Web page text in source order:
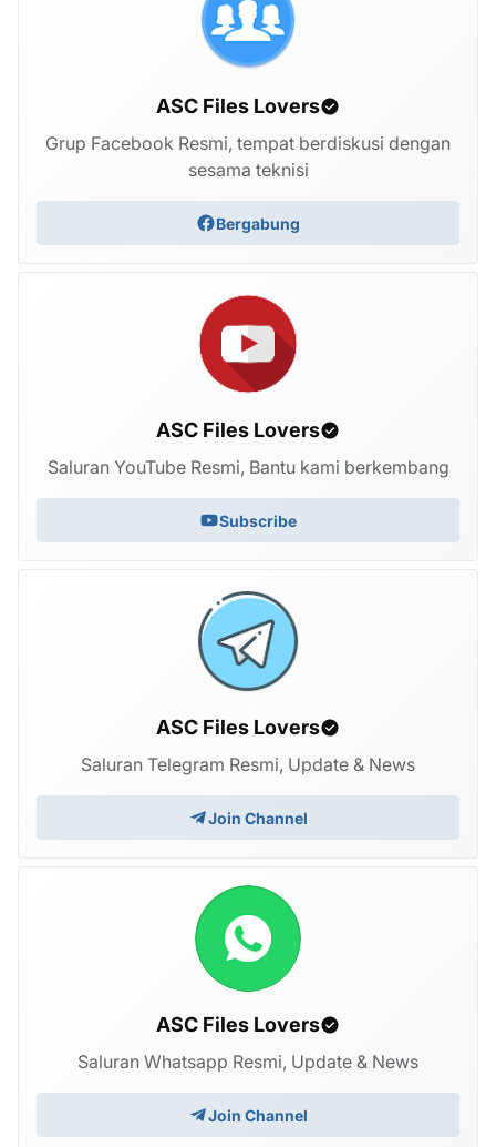
ASC Files Lovers
Grup Facebook Resmi, tempat berdiskusi dengan
sesama teknisi
Bergabung
ASC Files Lovers
Saluran YouTube Resmi, Bantu kami berkembang
Subscribe
ASC Files Lovers
Saluran Telegram Resmi, Update & News
Join Channel
ASC Files Lovers
Saluran Whatsapp Resmi, Update & News
Join Channel